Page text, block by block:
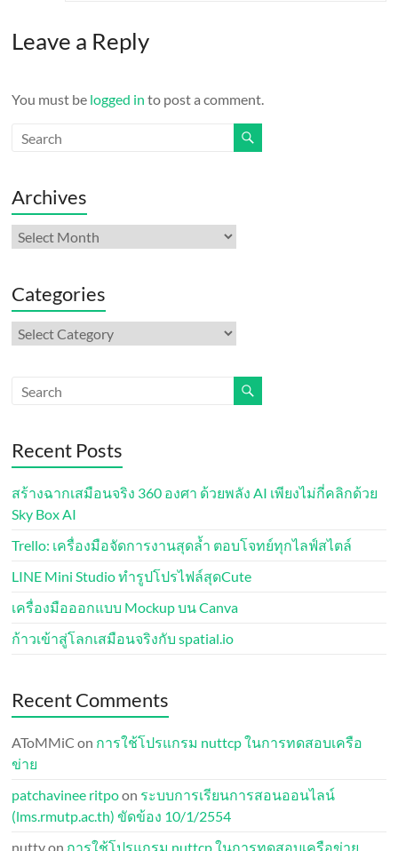
Leave a Reply
You must be logged in to post a comment.
Archives
Archives
Categories
Categories
Recent Posts
สร้างฉากเสมือนจริง 360 องศา ด้วยพลัง AI เพียงไม่กี่คลิกด้วย
Sky Box AI
Trello: เครื่องมือจัดการงานสุดล้ำ ตอบโจทย์ทุกไลฟ์สไตล์
LINE Mini Studio ทำรูปโปรไฟล์สุดCute
เครื่องมือออกแบบ Mockup บน Canva
ก้าวเข้าสู่โลกเสมือนจริงกับ spatial.io
Recent Comments
AToMMiC on การใช้โปรแกรม nuttcp ในการทดสอบเครือ
ข่าย
patchavinee ritpoon ระบบการเรียนการสอนออนไลน์
(lms.rmutp.ac.th) ขัดข้อง 10/1/2554
nuttyon การใช้โปรแกรม nuttcp ในการทดสอบเครือข่าย